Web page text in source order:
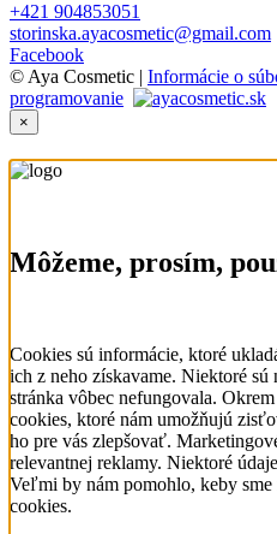
+421 904853051
storinska.ayacosmetic@gmail.com
Facebook
© Aya Cosmetic | Informácie o
programovanie
×
Môžeme, prosím,
Cookies sú informácie, ktoré
ich z neho získavame. Niektoré
stránka vôbec nefungovala.
cookies, ktoré nám umožňujú
ho pre vás zlepšovať.
relevantnej reklamy. Niektoré
Veľmi by nám pomohlo, keby
cookies.